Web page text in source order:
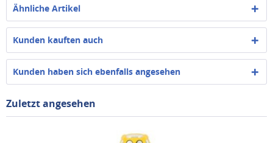
Ähnliche Artikel
Kunden kauften auch
Kunden haben sich ebenfalls angesehen
Zuletzt angesehen